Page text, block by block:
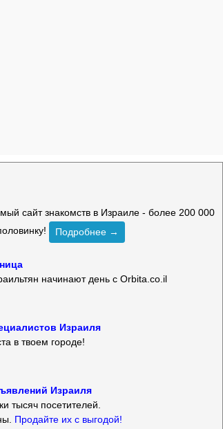
сайт знакомств в Израиле - более 200 000
Подробнее →
начинают день с Orbita.co.il
Израиля
в твоем городе!
Израиля
тысяч посетителей.
Продайте их с выгодой!